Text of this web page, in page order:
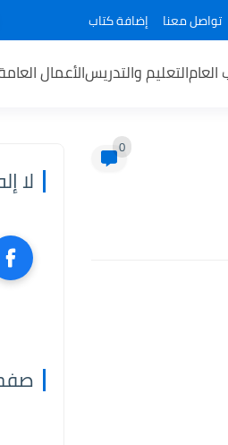
تواصل معنا إضافة كتاب
العامالتعليم والتدريسالأعمال
0
لا